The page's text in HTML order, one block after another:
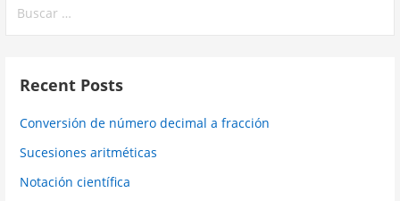
Recent Posts
Conversión de número decimal a fracción
Sucesiones aritméticas
Notación científica